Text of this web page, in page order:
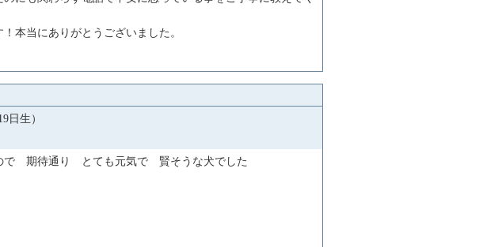
本当にありがとうございました。
日生）
で 期待通り とても元気で 賢そうな犬でした